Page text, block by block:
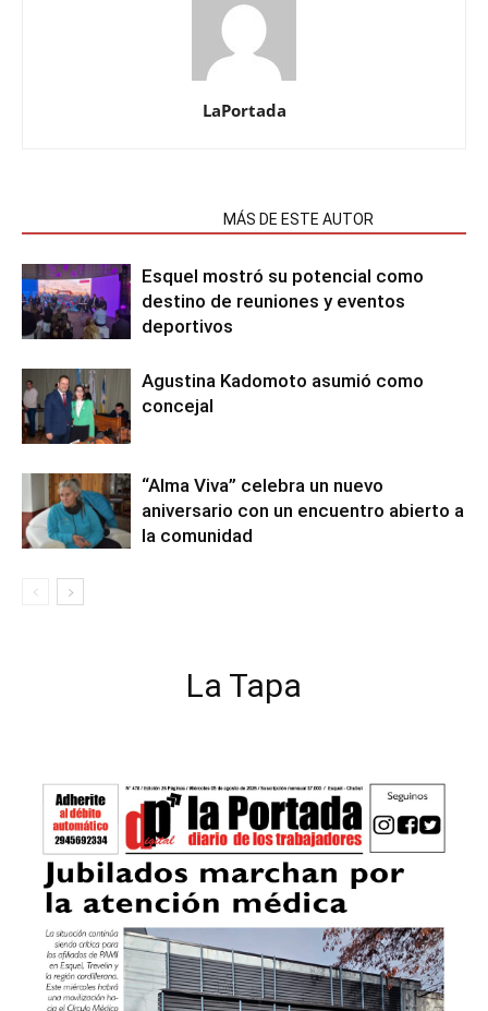
LaPortada
MÁS DE ESTE AUTOR
Esquel mostró su potencial como
destino de reuniones y eventos
deportivos
Agustina Kadomoto asumió como
concejal
“Alma Viva” celebra un nuevo
aniversario con un encuentro abierto a
la comunidad
La Tapa